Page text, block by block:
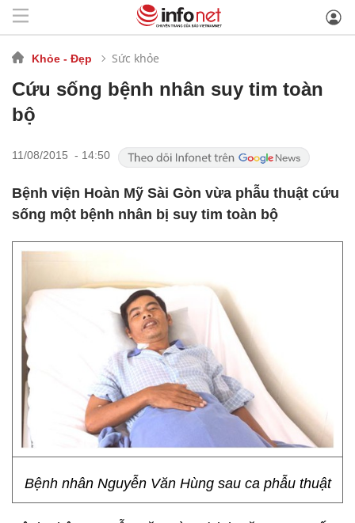
Khỏe - Đẹp Sức khỏe
Cứu sống bệnh nhân suy tim toàn
bộ
11/08/2015 - 14:50
Bệnh viện Hoàn Mỹ Sài Gòn vừa phẫu thuật cứu
sống một bệnh nhân bị suy tim toàn bộ
Bệnh nhân Nguyễn Văn Hùng sau ca phẫu thuật